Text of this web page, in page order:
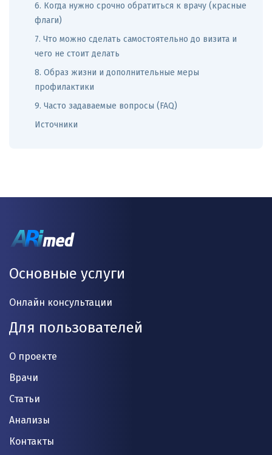
6. Когда нужно срочно обратиться к врачу (красные
флаги)
7. Что можно сделать самостоятельно до визита и
чего не стоит делать
8. Образ жизни и дополнительные меры
профилактики
9. Часто задаваемые вопросы (FAQ)
Источники
Основные услуги
Онлайн консультации
Для пользователей
О проекте
Врачи
Статьи
Анализы
Контакты